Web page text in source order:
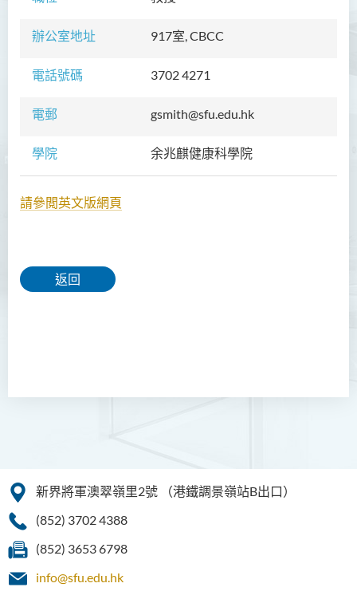
辦公室地址 917室, CBCC
電話號碼 3702 4271
電郵 gsmith@sfu.edu.hk
學院 余兆麒健康科學院
請參閲英文版網頁
返回
課程概覽
教職員
校外顧問團及校外考試委員
2018
新界將軍澳翠嶺里2號
（港鐵調景嶺站B出口）
(852) 3702 4388
(852) 3653 6798
info@sfu.edu.hk